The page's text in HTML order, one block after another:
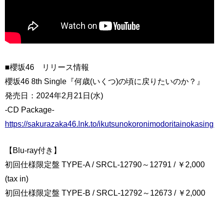
■櫻坂46 リリース情報
櫻坂46 8th Single『何歳(いくつ)の頃に戻りたいのか？』
発売日：2024年2月21日(水)
-CD Package-
https://sakurazaka46.lnk.to/
【Blu-ray付き】
初回仕様限定盤 TYPE-A / SRCL-12790～12791 / ￥2,000
(tax in)
初回仕様限定盤 TYPE-B / SRCL-12792～12673 / ￥2,000